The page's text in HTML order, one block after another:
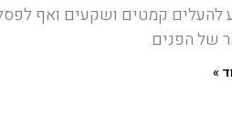
להעלים קמטים ושקעים ואף
של הפנים.
»